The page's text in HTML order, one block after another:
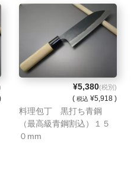
¥5,380(税別)
( 税込 ¥5,918 )
料理包丁 黒打ち青鋼
（最高級青鋼割込）１５
０mm